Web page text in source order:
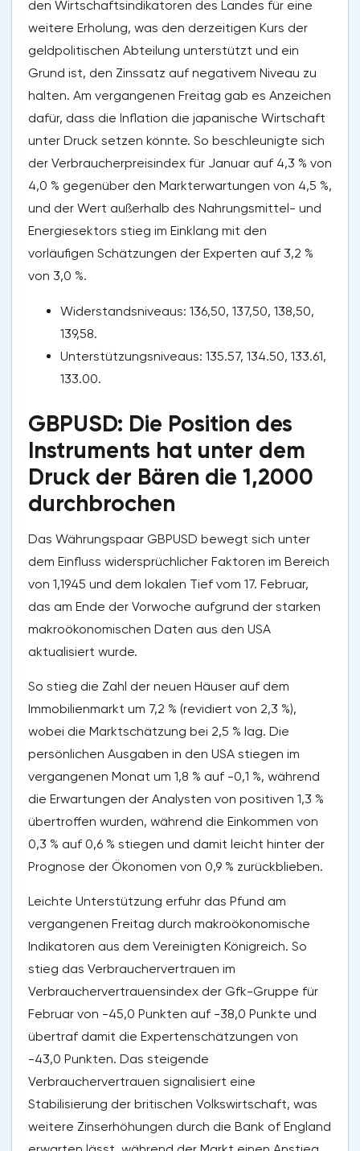
den Wirtschaftsindikatoren des Landes für eine
weitere Erholung, was den derzeitigen Kurs der
geldpolitischen Abteilung unterstützt und ein
Grund ist, den Zinssatz auf negativem Niveau zu
halten. Am vergangenen Freitag gab es Anzeichen
dafür, dass die Inflation die japanische Wirtschaft
unter Druck setzen könnte. So beschleunigte sich
der Verbraucherpreisindex für Januar auf 4,3 % von
4,0 % gegenüber den Markterwartungen von 4,5 %,
und der Wert außerhalb des Nahrungsmittel- und
Energiesektors stieg im Einklang mit den
vorläufigen Schätzungen der Experten auf 3,2 %
von 3,0 %.
Widerstandsniveaus: 136,50, 137,50, 138,50,
139,58.
Unterstützungsniveaus: 135.57, 134.50, 133.61,
133.00.
GBPUSD: Die Position des
Instruments hat unter dem
Druck der Bären die 1,2000
durchbrochen
Das Währungspaar GBPUSD bewegt sich unter
dem Einfluss widersprüchlicher Faktoren im Bereich
von 1,1945 und dem lokalen Tief vom 17. Februar,
das am Ende der Vorwoche aufgrund der starken
makroökonomischen Daten aus den USA
aktualisiert wurde.
So stieg die Zahl der neuen Häuser auf dem
Immobilienmarkt um 7,2 % (revidiert von 2,3 %),
wobei die Marktschätzung bei 2,5 % lag. Die
persönlichen Ausgaben in den USA stiegen im
vergangenen Monat um 1,8 % auf -0,1 %, während
die Erwartungen der Analysten von positiven 1,3 %
übertroffen wurden, während die Einkommen von
0,3 % auf 0,6 % stiegen und damit leicht hinter der
Prognose der Ökonomen von 0,9 % zurückblieben.
Leichte Unterstützung erfuhr das Pfund am
vergangenen Freitag durch makroökonomische
Indikatoren aus dem Vereinigten Königreich. So
stieg das Verbrauchervertrauen im
Verbrauchervertrauensindex der Gfk-Gruppe für
Februar von -45,0 Punkten auf -38,0 Punkte und
übertraf damit die Expertenschätzungen von
-43,0 Punkten. Das steigende
Verbrauchervertrauen signalisiert eine
Stabilisierung der britischen Volkswirtschaft, was
weitere Zinserhöhungen durch die Bank of England